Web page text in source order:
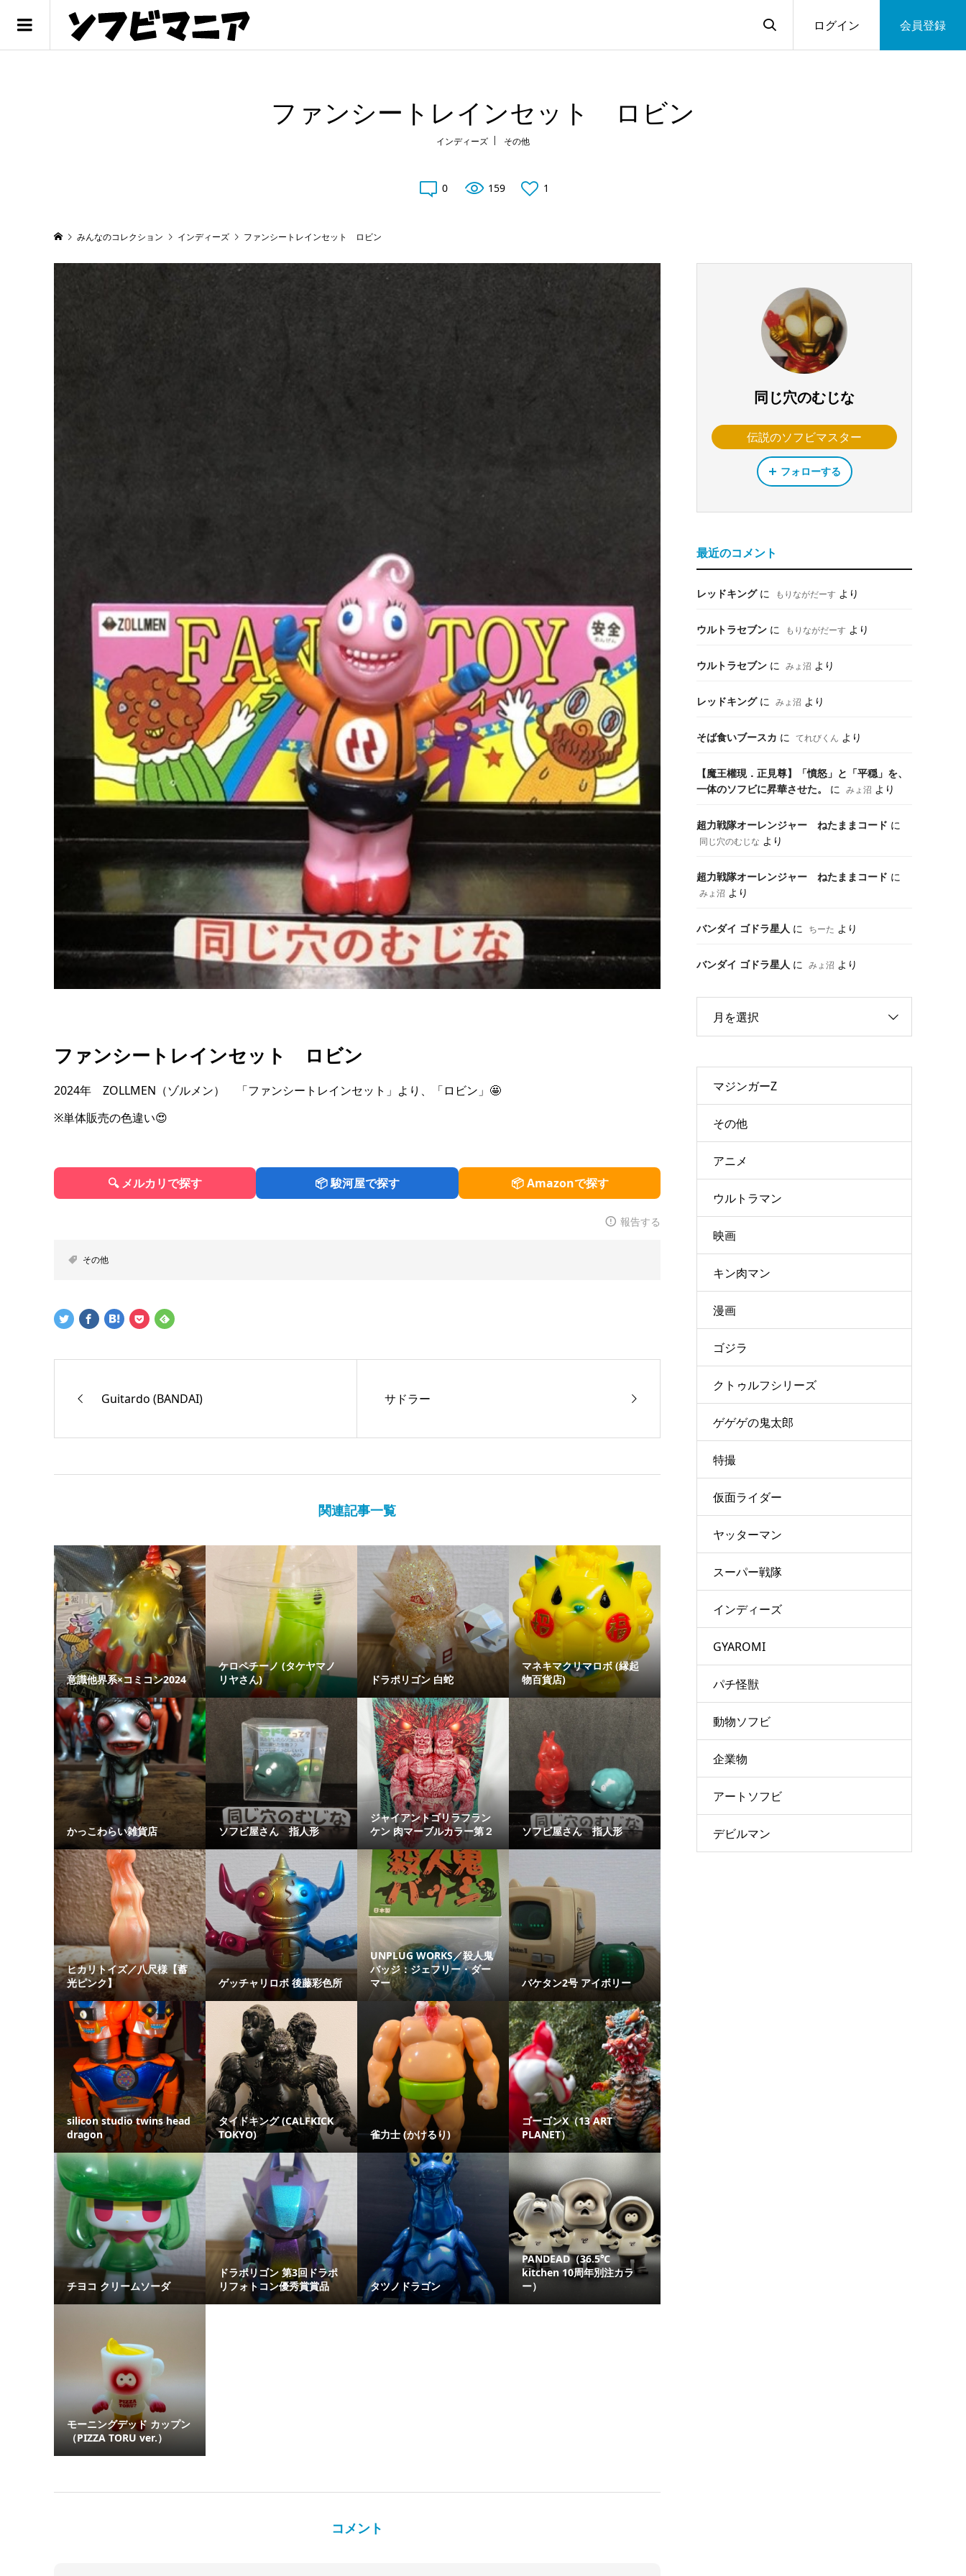
ログイン 会員登録
ファンシートレインセット ロビン
インディーズ その他
0 159 1
みんなのコレクション インディーズ ファンシートレインセット ロビン
ファンシートレインセット ロビン
2024年 ZOLLMEN（ゾルメン） 「ファンシートレインセット」より、「ロビン」🤩
※単体販売の色違い😍
🔍 メルカリで探す 📦 駿河屋で探す 📦 Amazonで探す
報告する
その他
Guitardo (BANDAI) サドラー
関連記事一覧
意識他界系×コミコン2024
ケロペチーノ (タケヤマノ
リヤさん)
ドラポリゴン 白蛇
マネキマクリマロボ (縁起
物百貨店)
かっこわらい雑貨店 ソフビ屋さん 指人形
ジャイアントゴリラフラン
ケン 肉マーブルカラー第２
ソフビ屋さん 指人形
ヒカリトイズ／八尺様【蓄
光ピンク】
ゲッチャリロボ 後藤彩色所
UNPLUG WORKS／殺人鬼
バッジ：ジェフリー・ダー
マー
バケタン2号 アイボリー
silicon studio twins head
dragon
タイドキング (CALFKICK
TOKYO)
雀力士 (かけるり)
ゴーゴンX（13 ART
PLANET）
チヨコ クリームソーダ
ドラポリゴン 第3回ドラポ
リフォトコン優秀賞賞品
タツノドラゴン
PANDEAD（36.5℃
kitchen 10周年別注カラ
ー）
モーニングデッド カップン
（PIZZA TORU ver.）
コメント
同じ穴のむじな
伝説のソフビマスター
フォローする
最近のコメント
レッドキングに もりながだーす より
ウルトラセブン に もりながだーす より
ウルトラセブン に みょ沼 より
レッドキングに みょ沼 より
そば食いブースカ に てれびくん より
【魔王權現．正見尊】「憤怒」と「平穏」を、
一体のソフビに昇華させた。
に みょ沼 より
超力戦隊オーレンジャー ねたままコード に
同じ穴のむじな より
超力戦隊オーレンジャー ねたままコード に
みょ沼 より
バンダイ ゴドラ星人 に ちーた より
バンダイ ゴドラ星人 に みょ沼 より
月を選択
マジンガーZ
その他
アニメ
ウルトラマン
映画
キン肉マン
漫画
ゴジラ
クトゥルフシリーズ
ゲゲゲの鬼太郎
特撮
仮面ライダー
ヤッターマン
スーパー戦隊
インディーズ
GYAROMI
パチ怪獣
動物ソフビ
企業物
アートソフビ
デビルマン